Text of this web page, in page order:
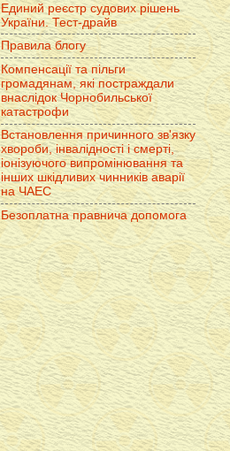
Единий реєстр судових рішень
України. Тест-драйв
Правила блогу
Компенсації та пільги
громадянам, які постраждали
внаслідок Чорнобильської
катастрофи
Встановлення причинного зв'язку
хвороби, інвалідності і смерті,
іонізуючого випромінювання та
інших шкідливих чинників аварії
на ЧАЕС
Безоплатна правнича допомога